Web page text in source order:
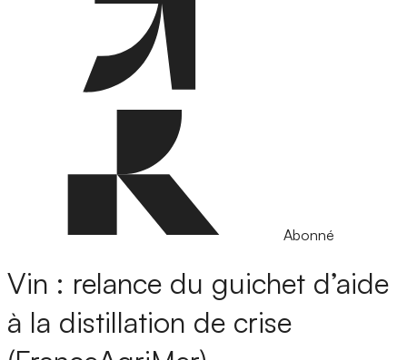
Abonné
Vin : relance du guichet d’aide
à la distillation de crise